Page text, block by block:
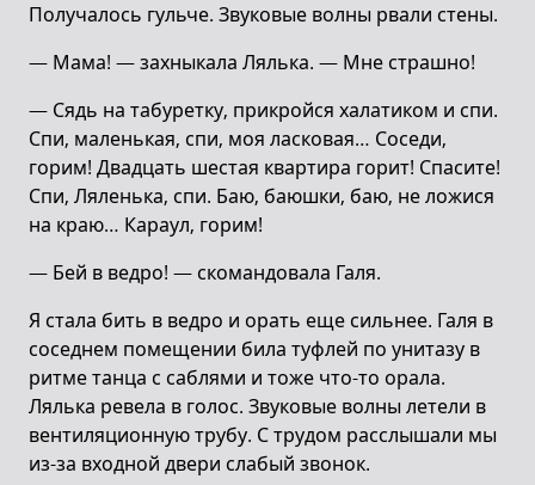
Получалось гульче. Звуковые волны рвали стены.
— Мама! — захныкала Лялька. — Мне страшно!
— Сядь на табуретку, прикройся халатиком и спи.
Спи, маленькая, спи, моя ласковая… Соседи,
горим! Двадцать шестая квартира горит! Спасите!
Спи, Ляленька, спи. Баю, баюшки, баю, не ложися
на краю… Караул, горим!
— Бей в ведро! — скомандовала Галя.
Я стала бить в ведро и орать еще сильнее. Галя в
соседнем помещении била туфлей по унитазу в
ритме танца с саблями и тоже что-то орала.
Лялька ревела в голос. Звуковые волны летели в
вентиляционную трубу. С трудом расслышали мы
из-за входной двери слабый звонок.